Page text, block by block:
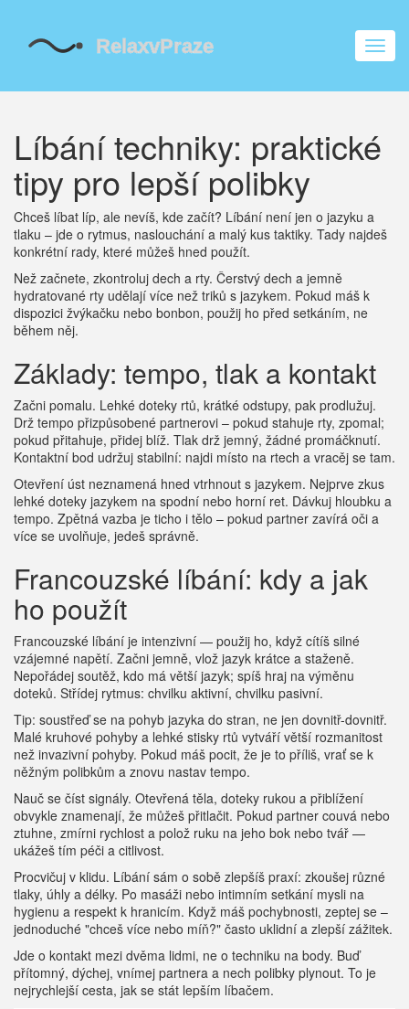
Líbání techniky: praktické
tipy pro lepší polibky
Chceš líbat líp, ale nevíš, kde začít? Líbání není jen o jazyku a
tlaku – jde o rytmus, naslouchání a malý kus taktiky. Tady najdeš
konkrétní rady, které můžeš hned použít.
Než začnete, zkontroluj dech a rty. Čerstvý dech a jemně
hydratované rty udělají více než triků s jazykem. Pokud máš k
dispozici žvýkačku nebo bonbon, použij ho před setkáním, ne
během něj.
Základy: tempo, tlak a kontakt
Začni pomalu. Lehké doteky rtů, krátké odstupy, pak prodlužuj.
Drž tempo přizpůsobené partnerovi – pokud stahuje rty, zpomal;
pokud přitahuje, přidej blíž. Tlak drž jemný, žádné promáčknutí.
Kontaktní bod udržuj stabilní: najdi místo na rtech a vracěj se tam.
Otevření úst neznamená hned vtrhnout s jazykem. Nejprve zkus
lehké doteky jazykem na spodní nebo horní ret. Dávkuj hloubku a
tempo. Zpětná vazba je ticho i tělo – pokud partner zavírá oči a
více se uvolňuje, jedeš správně.
Francouzské líbání: kdy a jak
ho použít
Francouzské líbání je intenzivní — použij ho, když cítíš silné
vzájemné napětí. Začni jemně, vlož jazyk krátce a staženě.
Nepořádej soutěž, kdo má větší jazyk; spíš hraj na výměnu
doteků. Střídej rytmus: chvilku aktivní, chvilku pasivní.
Tip: soustřeď se na pohyb jazyka do stran, ne jen dovnitř-dovnitř.
Malé kruhové pohyby a lehké stisky rtů vytváří větší rozmanitost
než invazivní pohyby. Pokud máš pocit, že je to příliš, vrať se k
něžným polibkům a znovu nastav tempo.
Nauč se číst signály. Otevřená těla, doteky rukou a přiblížení
obvykle znamenají, že můžeš přitlačit. Pokud partner couvá nebo
ztuhne, zmírni rychlost a polož ruku na jeho bok nebo tvář —
ukážeš tím péči a citlivost.
Procvičuj v klidu. Líbání sám o sobě zlepšíš praxí: zkoušej různé
tlaky, úhly a délky. Po masáži nebo intimním setkání mysli na
hygienu a respekt k hranicím. Když máš pochybnosti, zeptej se –
jednoduché "chceš více nebo míň?" často uklidní a zlepší zážitek.
Jde o kontakt mezi dvěma lidmi, ne o techniku na body. Buď
přítomný, dýchej, vnímej partnera a nech polibky plynout. To je
nejrychlejší cesta, jak se stát lepším líbačem.